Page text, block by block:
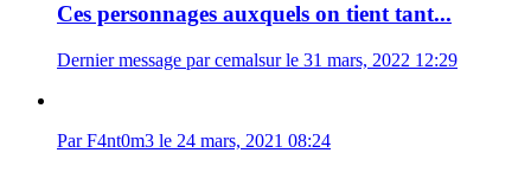
Ces personnages auxquels on tient tant...
Dernier message par cemalsur le 31 mars, 2022 12:29
Par F4nt0m3 le 24 mars, 2021 08:24